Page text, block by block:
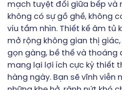
mạch tuyệt đối giữa bếp và
không có sự gồ ghề, không
víu tầm nhìn. Thiết kế âm tủ
mở rộng không gian thị
gọn gàng, bề thế và thoáng
mang lại lợi ích cực kỳ thiết
hàng ngày. Bạn sẽ vĩnh viễn